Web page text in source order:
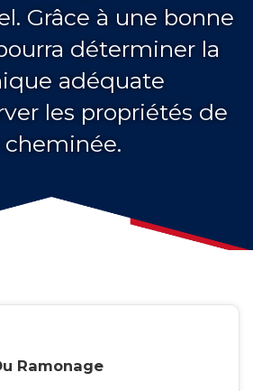
Grâce à une bonne
déterminer la
adéquate
les propriétés de
cheminée.
Ramonage